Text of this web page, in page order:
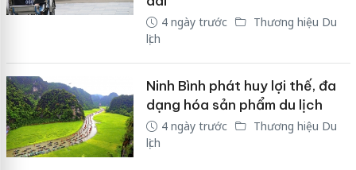
4 ngày trước
Thương hiệu Du
lịch
Ninh Bình phát huy lợi thế, đa
dạng hóa sản phẩm du lịch
4 ngày trước
Thương hiệu Du
lịch